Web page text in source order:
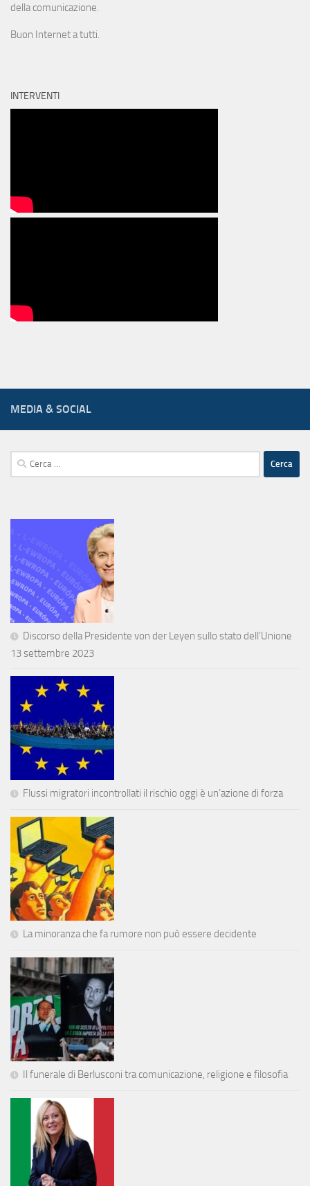
della comunicazione.
Buon Internet a tutti.
INTERVENTI
MEDIA & SOCIAL
Ricerca
per:
Discorso della Presidente von der Leyen sullo stato dell’Unione
13 settembre 2023
Flussi migratori incontrollati il rischio oggi è un’azione di forza
La minoranza che fa rumore non può essere decidente
Il funerale di Berlusconi tra comunicazione, religione e filosofia